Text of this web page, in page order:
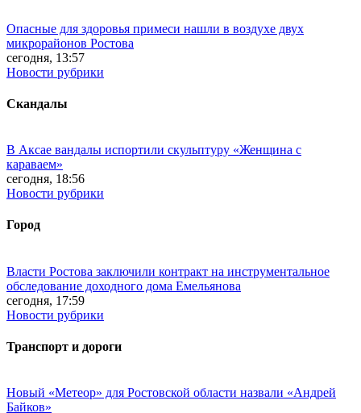
Опасные для здоровья примеси нашли в воздухе двух
микрорайонов Ростова
сегодня, 13:57
Новости рубрики
Скандалы
В Аксае вандалы испортили скульптуру «Женщина с
караваем»
сегодня, 18:56
Новости рубрики
Город
Власти Ростова заключили контракт на инструментальное
обследование доходного дома Емельянова
сегодня, 17:59
Новости рубрики
Транспорт и дороги
Новый «Метеор» для Ростовской области назвали «Андрей
Байков»